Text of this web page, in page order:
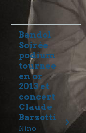
Bandol
Soirée
podium
tournee
en or
2013 et
concert
Claude
Barzotti
Nino